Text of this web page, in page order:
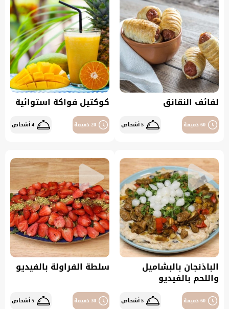
لفائف النقانق
60 دقيقة 5 أشخاص
كوكتيل فواكة استوائية
20 دقيقة 4 أشخاص
الباذنجان بالبشاميل
واللحم بالفيديو
60 دقيقة 5 أشخاص
سلطة الفراولة بالفيديو
30 دقيقة 5 أشخاص